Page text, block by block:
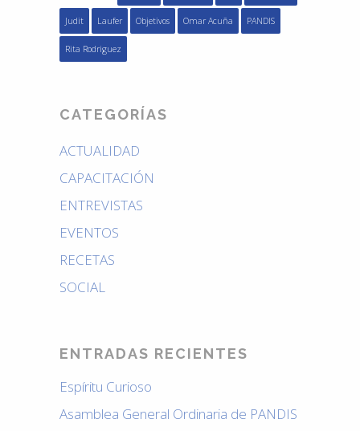
Judit Laufer Objetivos Omar Acuña PANDIS
Rita Rodriguez
CATEGORÍAS
ACTUALIDAD
CAPACITACIÓN
ENTREVISTAS
EVENTOS
RECETAS
SOCIAL
ENTRADAS RECIENTES
Espíritu Curioso
Asamblea General Ordinaria de PANDIS